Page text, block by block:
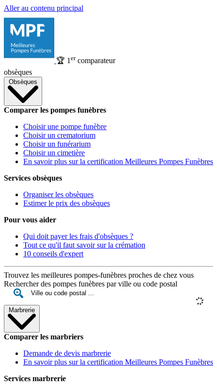
Aller au contenu principal
🏆 1 ercomparateur
obsèques
Obsèques
Comparer les pompes funèbres
Choisir une pompe funèbre
Choisir un crematorium
Choisir un funérarium
Choisir un cimetière
En savoir plus sur la certification Meilleures Pompes Funèbres
Services obsèques
Organiser les obsèques
Estimer le prix des obsèques
Pour vous aider
Qui doit payer les frais d'obsèques ?
Tout ce qu'il faut savoir sur la crémation
10 conseils d'expert
Trouvez les meilleures pompes-funèbres proches de chez vous
Rechercher des pompes funèbres par ville ou code postal
Marbrerie
Comparer les marbriers
Demande de devis marbrerie
En savoir plus sur la certification Meilleures Pompes Funèbres
Services marbrerie